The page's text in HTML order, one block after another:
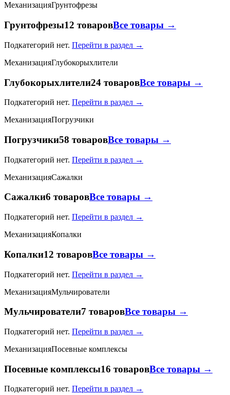
МеханизацияГрунтофрезы
Грунтофрезы12 товаровВсе товары →
Подкатегорий нет. Перейти в раздел →
МеханизацияГлубокорыхлители
Глубокорыхлители24 товаровВсе товары →
Подкатегорий нет. Перейти в раздел →
МеханизацияПогрузчики
Погрузчики58 товаровВсе товары →
Подкатегорий нет. Перейти в раздел →
МеханизацияСажалки
Сажалки6 товаровВсе товары →
Подкатегорий нет. Перейти в раздел →
МеханизацияКопалки
Копалки12 товаровВсе товары →
Подкатегорий нет. Перейти в раздел →
МеханизацияМульчирователи
Мульчирователи7 товаровВсе товары →
Подкатегорий нет. Перейти в раздел →
МеханизацияПосевные комплексы
Посевные комплексы16 товаровВсе товары →
Подкатегорий нет. Перейти в раздел →